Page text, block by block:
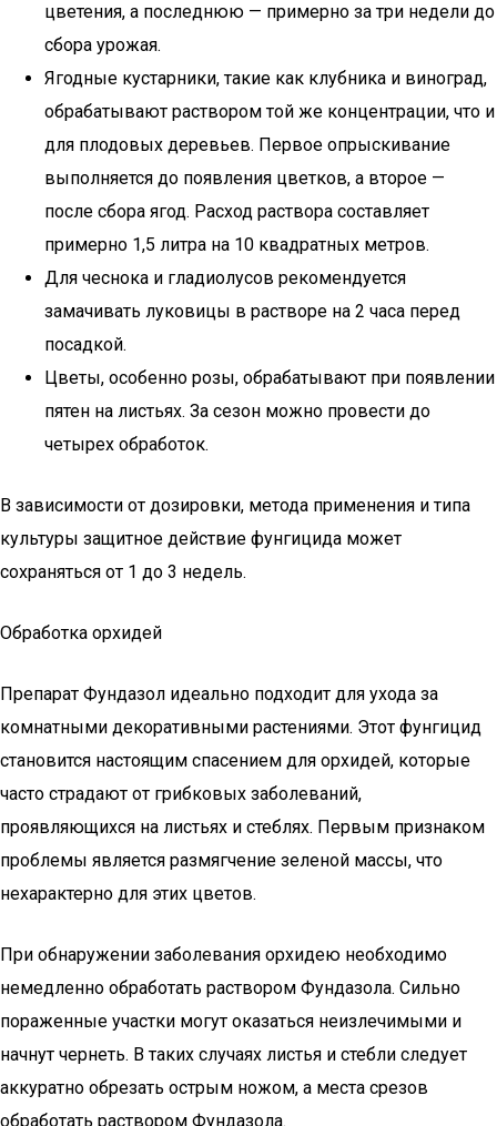
цветения, а последнюю — примерно за три недели до
сбора урожая.
Ягодные кустарники, такие как клубника и виноград,
обрабатывают раствором той же концентрации, что и
для плодовых деревьев. Первое опрыскивание
выполняется до появления цветков, а второе —
после сбора ягод. Расход раствора составляет
примерно 1,5 литра на 10 квадратных метров.
Для чеснока и гладиолусов рекомендуется
замачивать луковицы в растворе на 2 часа перед
посадкой.
Цветы, особенно розы, обрабатывают при появлении
пятен на листьях. За сезон можно провести до
четырех обработок.
В зависимости от дозировки, метода применения и типа
культуры защитное действие фунгицида может
сохраняться от 1 до 3 недель.
Обработка орхидей
Препарат Фундазол идеально подходит для ухода за
комнатными декоративными растениями. Этот фунгицид
становится настоящим спасением для орхидей, которые
часто страдают от грибковых заболеваний,
проявляющихся на листьях и стеблях. Первым признаком
проблемы является размягчение зеленой массы, что
нехарактерно для этих цветов.
При обнаружении заболевания орхидею необходимо
немедленно обработать раствором Фундазола. Сильно
пораженные участки могут оказаться неизлечимыми и
начнут чернеть. В таких случаях листья и стебли следует
аккуратно обрезать острым ножом, а места срезов
обработать раствором Фундазола.